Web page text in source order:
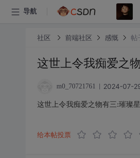
导航
社区 前端社区 感慨 帖
这世上令我痴爱之
m0_70721761 2024-07-
这世上令我痴爱之物有三:璀璨
给本帖投票